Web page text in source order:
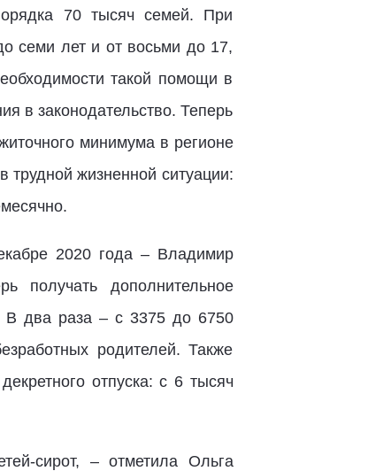
70 тысяч семей. При
семи лет и от восьми до 17,
такой помощи в
в законодательство. Теперь
минимума в регионе
жизненной ситуации:
2020 года – Владимир
получать дополнительное
В два раза – с 3375 до 6750
родителей. Также
отпуска: с 6 тысяч
сирот, – отметила Ольга